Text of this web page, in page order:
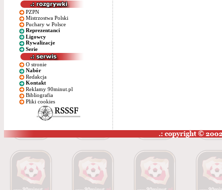
PZPN
Mistrzostwa Polski
Puchary w Polsce
Reprezentanci
Ligowcy
Rywalizacje
Serie
O stronie
Nabór
Redakcja
Kontakt
Reklamy 90minut.pl
Bibliografia
Pliki cookies